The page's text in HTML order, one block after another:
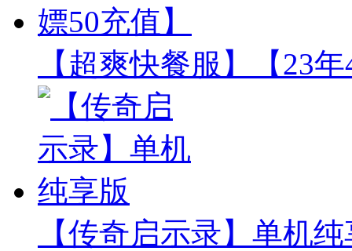
【超爽快餐服】【23
【传奇启示录】单机